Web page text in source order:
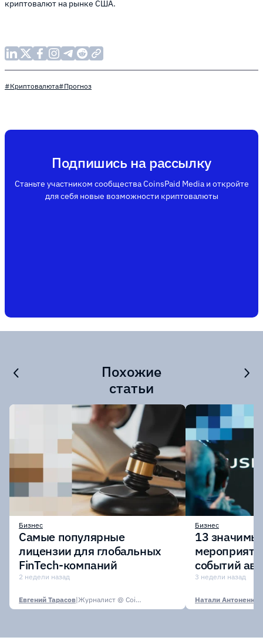
криптовалют на рынке США.
#Криптовалюта#Прогноз
Подпишись на рассылку
Станьте участником сообщества CoinsPaid Media и откройте
для себя новые возможности криптовалюты
Похожие
статьи
Бизнес
Самые популярные
лицензии для глобальных
FinTech-компаний
2 недели назад
Евгений Тарасов| Журналист @ CoinsPaid Media
Бизнес
13
событий
3 недели назад
Натали Антоненко